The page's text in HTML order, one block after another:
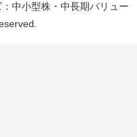
中小型株・中長期バリュー